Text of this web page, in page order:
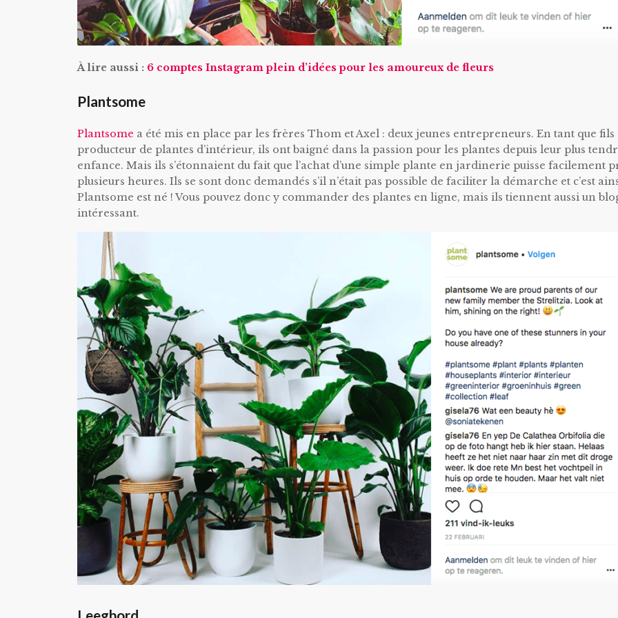
À lire aussi : 6 comptes Instagram plein d’idées pour les amoureux de fleurs
Plantsome
Plantsome a été mis en place par les frères Thom et Axel : deux jeunes entrepreneurs. En tant que fils
producteur de plantes d’intérieur, ils ont baigné dans la passion pour les plantes depuis leur plus
enfance. Mais ils s’étonnaient du fait que l’achat d’une simple plante en jardinerie puisse facilement
plusieurs heures. Ils se sont donc demandés s’il n’était pas possible de faciliter la démarche et c’est
Plantsome est né ! Vous pouvez donc y commander des plantes en ligne, mais ils tiennent aussi un
intéressant.